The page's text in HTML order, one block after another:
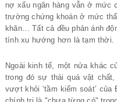
nợ xấu ngân hàng vẫn ở mức
trường chứng khoán ở mức
khăn… Tất cả đều phản ánh
tính xu hướng hơn là tạm thời.
Ngoài kinh tế, một nửa khác
trong đó sự thái quá vật
vượt khỏi ‘tầm kiểm soát’ của